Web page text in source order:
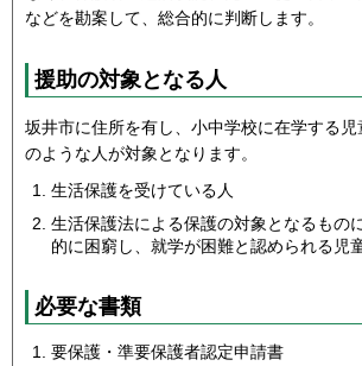
などを勘案して、総合的に判断します。
援助の対象となる人
坂井市に住所を有し、小中学校に在学する
のような人が対象となります。
生活保護を受けている人
生活保護法による保護の対象となるもの
的に困窮し、就学が困難と認められる児
必要な書類
要保護・準要保護者認定申請書